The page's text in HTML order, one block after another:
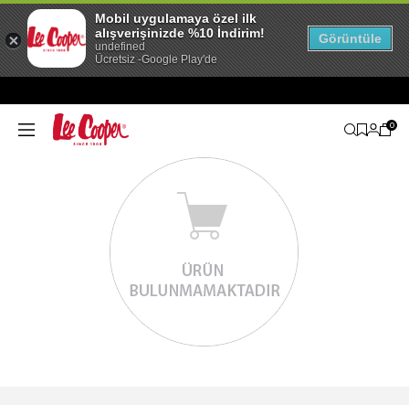
0
Mobil uygulamaya özel ilk
alışverişinizde %10 İndirim!
undefined
Ücretsiz -Google Play'de
Görüntüle